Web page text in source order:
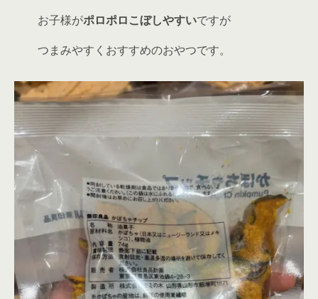
お子様がポロポロこぼしやすいですが
つまみやすくおすすめのおやつです。